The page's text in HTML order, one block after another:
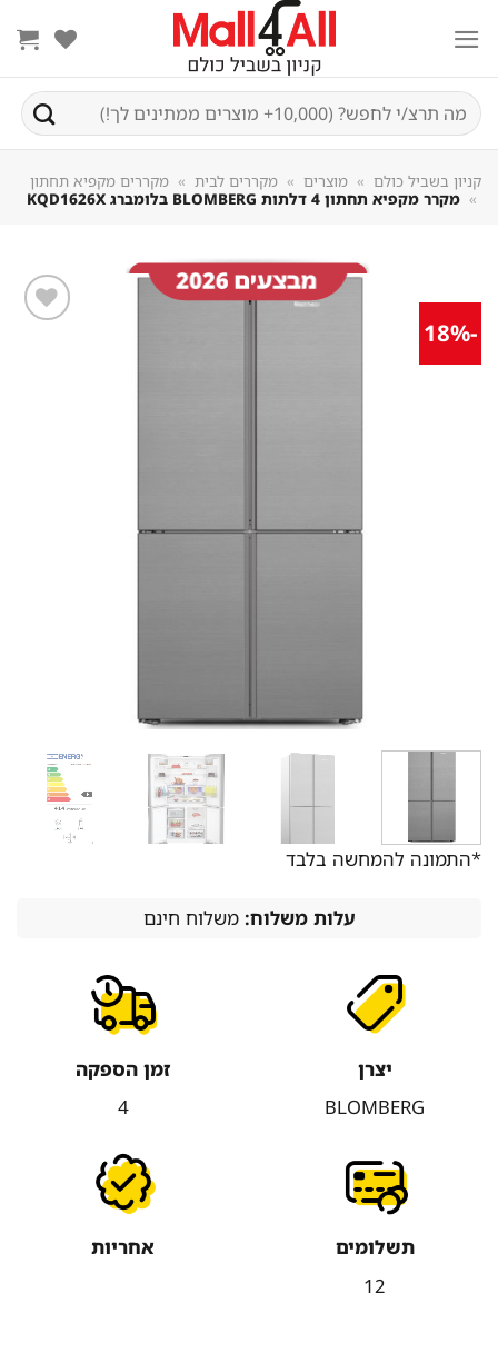
חיפוש
עבור:
קניון בשביל כולם מוצרים מקררים לבית
מקררים מקפיא תחתון
מקרר מקפיא תחתון 4 דלתות BLOMBERG בלומברג KQD1626X
*התמונה להמחשה בלבד
עלות משלוח:משלוח חינם
יצרן
BLOMBERG
זמן הספקה
4
תשלומים
12
אחריות